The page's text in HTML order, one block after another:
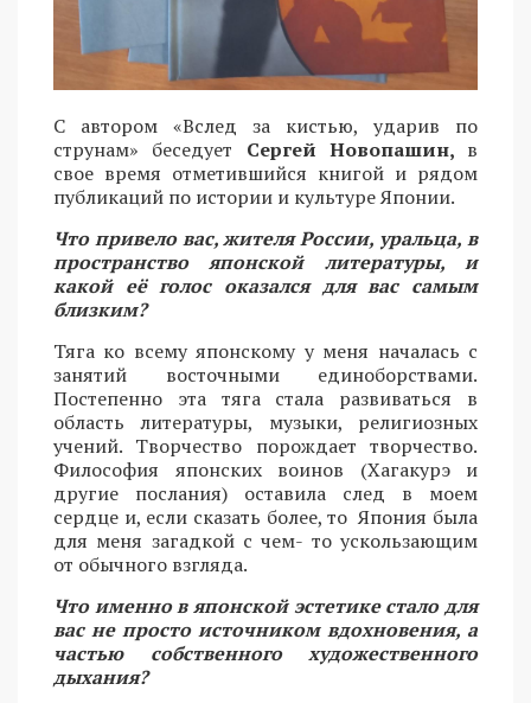
С автором «Вслед за кистью, ударив по
струнам» беседует Сергей Новопашин, в
свое время отметившийся книгой и рядом
публикаций по истории и культуре Японии.
Что привело вас, жителя России, уральца, в
пространство японской литературы, и
какой её голос оказался для вас самым
близким?
Тяга ко всему японскому у меня началась с
занятий восточными единоборствами.
Постепенно эта тяга стала развиваться в
область литературы, музыки, религиозных
учений. Творчество порождает творчество.
Философия японских воинов (Хагакурэ и
другие послания) оставила след в моем
сердце и, если сказать более, то Япония была
для меня загадкой с чем- то ускользающим
от обычного взгляда.
Что именно в японской эстетике стало для
вас не просто источником вдохновения, а
частью собственного художественного
дыхания?